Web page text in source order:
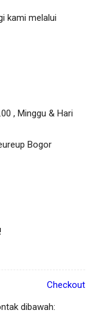
kami melalui
, Minggu & Hari
Bogor
Checkout
dibawah: